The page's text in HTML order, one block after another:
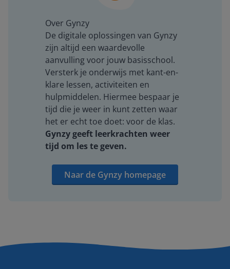
Over Gynzy
De digitale oplossingen van Gynzy
zijn altijd een waardevolle
aanvulling voor jouw basisschool.
Versterk je onderwijs met kant-en-
klare lessen, activiteiten en
hulpmiddelen. Hiermee bespaar je
tijd die je weer in kunt zetten waar
het er echt toe doet: voor de klas.
Gynzy geeft leerkrachten weer
tijd om les te geven.
Naar de Gynzy homepage